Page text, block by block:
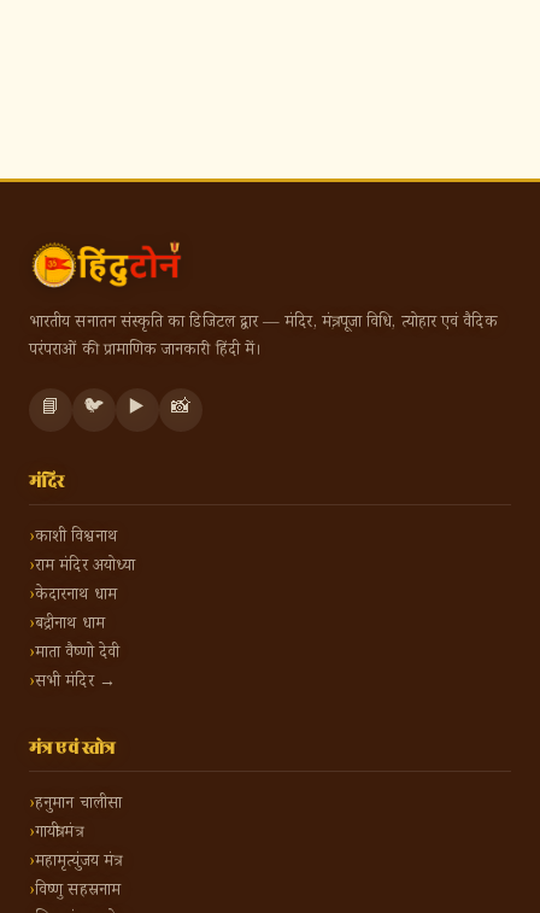
भारतीय सनातन संस्कृति का डिजिटल द्वार — मंदिर, मंत्र, पूजा विधि, त्योहार एवं वैदिक
परंपराओं की प्रामाणिक जानकारी हिंदी में।
📘 🐦 ▶️ 📸
मंदिर
काशी विश्वनाथ
राम मंदिर अयोध्या
केदारनाथ धाम
बद्रीनाथ धाम
माता वैष्णो देवी
सभी मंदिर →
मंत्र एवं स्तोत्र
हनुमान चालीसा
गायत्री मंत्र
महामृत्युंजय मंत्र
विष्णु सहस्रनाम